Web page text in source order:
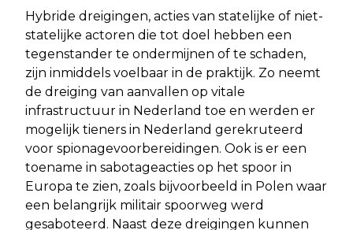
Hybride dreigingen, acties van statelijke of niet-
statelijke actoren die tot doel hebben een
tegenstander te ondermijnen of te schaden,
zijn inmiddels voelbaar in de praktijk. Zo neemt
de dreiging van aanvallen op vitale
infrastructuur in Nederland toe en werden er
mogelijk tieners in Nederland gerekruteerd
voor spionagevoorbereidingen. Ook is er een
toename in sabotageacties op het spoor in
Europa te zien, zoals bijvoorbeeld in Polen waar
een belangrijk militair spoorweg werd
gesaboteerd. Naast deze dreigingen kunnen